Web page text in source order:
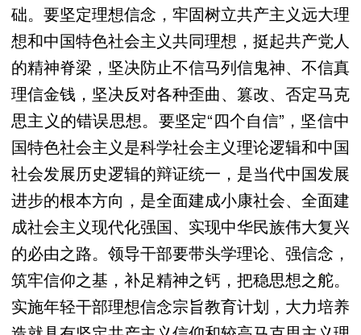
础。要坚定理想信念，牢固树立共产主义远大理
想和中国特色社会主义共同理想，挺起共产党人
的精神脊梁，坚决防止不信马列信鬼神、不信真
理信金钱，坚决反对各种歪曲、篡改、否定马克
思主义的错误思想。要坚定“四个自信”，坚信中
国特色社会主义是科学社会主义理论逻辑和中国
社会发展历史逻辑的辩证统一，是当代中国发展
进步的根本方向，是全面建成小康社会、全面建
成社会主义现代化强国、实现中华民族伟大复兴
的必由之路。领导干部要带头学理论、强信念，
筑牢信仰之基，补足精神之钙，把稳思想之舵。
实施年轻干部理想信念宗旨教育计划，大力培养